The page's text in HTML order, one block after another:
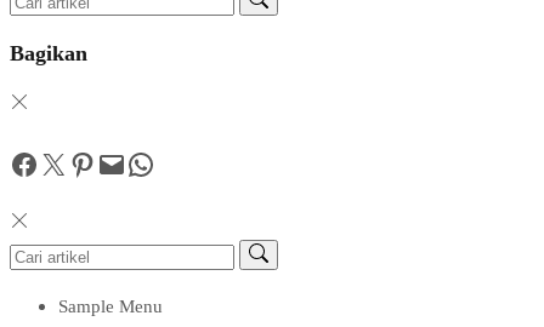
Bagikan
Facebook
Twitter
Pinterest
MailWhatsApp
Sample Menu